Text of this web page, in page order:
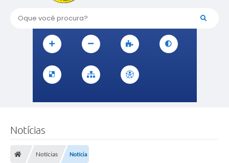
Oque você procura?
Notícias
Notícias Notícia